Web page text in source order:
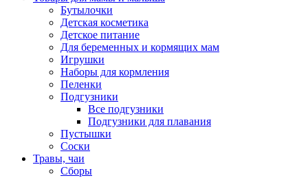
Бутылочки
Детская косметика
Детское питание
Для беременных и кормящих мам
Игрушки
Наборы для кормления
Пеленки
Подгузники
Все подгузники
Подгузники для плавания
Пустышки
Соски
Травы, чаи
Сборы